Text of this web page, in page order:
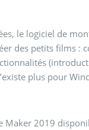
logiciel de montage
des petits films :
plus pour
Maker 2019